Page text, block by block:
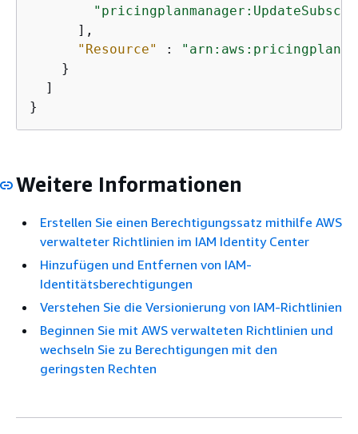
      ],
"Resource"
:
    }
  ]
}
Weitere Informationen
Erstellen Sie einen Berechtigungssatz mithilfe AWS
verwalteter Richtlinien im IAM Identity Center
Hinzufügen und Entfernen von IAM-
Identitätsberechtigungen
Verstehen Sie die Versionierung von IAM-Richtlinien
Beginnen Sie mit AWS verwalteten Richtlinien und
wechseln Sie zu Berechtigungen mit den
geringsten Rechten